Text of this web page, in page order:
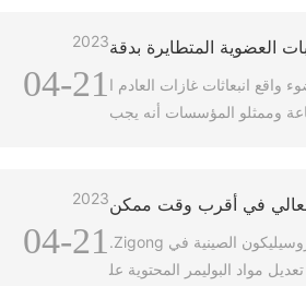
العضوية المتطايرة بدقة
واقع انبعاثات غازات العادم ا
وممثلو المؤسسات أنه يجب
2023
04-21
في أقرب وقت ممكن
في 4 أبريل ، عقدت ندوة حول تكنولوجيا المعالجة والقولبة والتعديل لمواد الأفلام المحتوية على الفلور عالية الأداء برعاية جمعية إنتاج المواد العضوية الفلوروسيليكون الصينية في Zigong.
مواد البوليمر المحتوية عل
2023
04-21